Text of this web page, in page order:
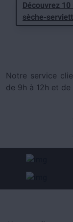
Découvrez
sèche-
Notre service
de 9h à 12h et de